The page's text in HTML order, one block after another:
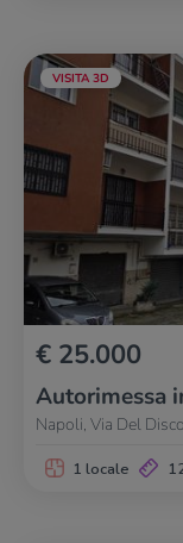
VISITA 3D
€ 25.000
Autorimessa
Napoli, Via Del
1 locale